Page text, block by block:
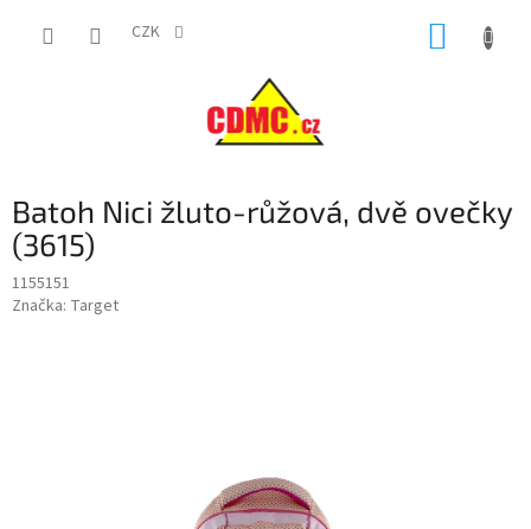
CZK
Batoh Nici žluto-růžová, dvě ovečky
(3615)
1155151
Značka: Target